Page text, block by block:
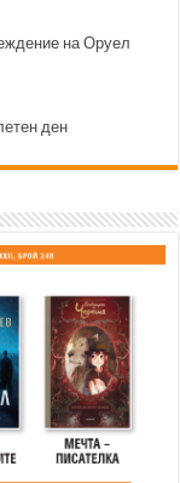
на Оруел
ден